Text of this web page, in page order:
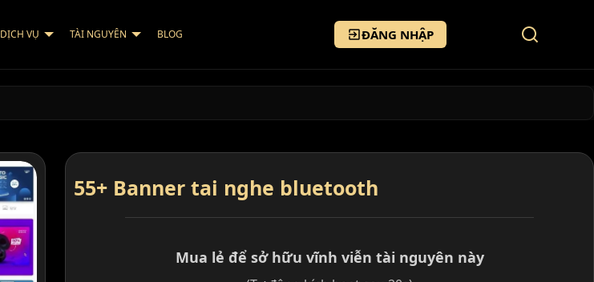
DỊCH VỤ TÀI NGUYÊN BLOG ĐĂNG NHẬP
55+ Banner tai nghe bluetooth
Mua lẻ để sở hữu vĩnh viễn tài nguyên này